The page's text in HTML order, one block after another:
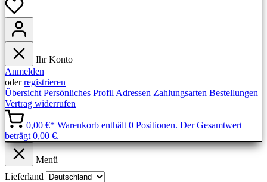
Ihr Konto
Anmelden
oderregistrieren
Übersicht Persönliches Profil Adressen Zahlungsarten Bestellungen
Vertrag widerrufen
0,00 €* Warenkorb enthält 0 Positionen. Der Gesamtwert
beträgt 0,00 €.
Menü
Lieferland